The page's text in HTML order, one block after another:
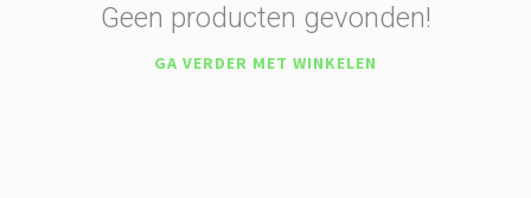
Geen producten gevonden!
GA VERDER MET WINKELEN